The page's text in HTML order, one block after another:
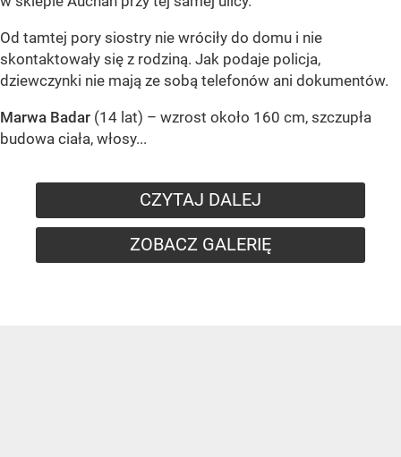
Od tamtej pory siostry nie wróciły do domu i nie
skontaktowały się z rodziną. Jak podaje policja,
dziewczynki nie mają ze sobą telefonów ani dokumentów.
Marwa Badar (14 lat) – wzrost około 160 cm, szczupła
budowa ciała, włosy...
CZYTAJ DALEJ
ZOBACZ GALERIĘ